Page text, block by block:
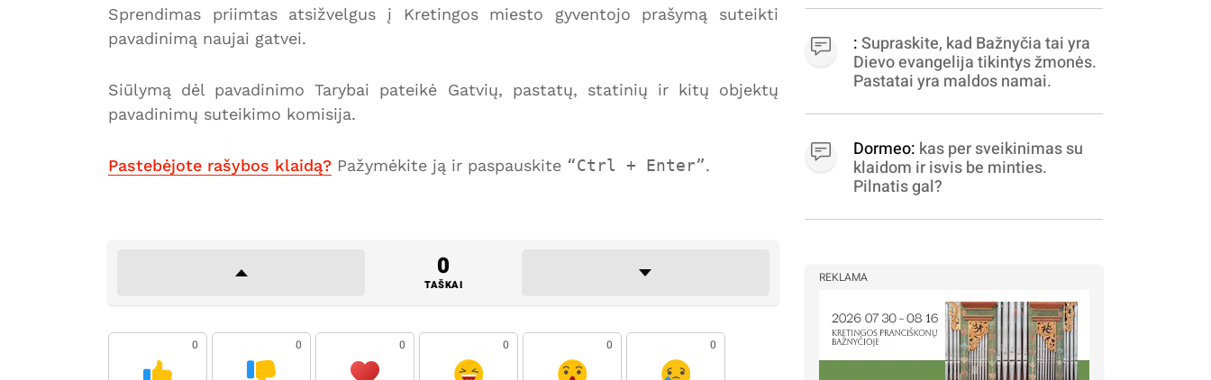
Sprendimas priimtas atsižvelgus į Kretingos miesto gyventojo prašymą suteikti
pavadinimą naujai gatvei.
Siūlymą dėl pavadinimo Tarybai pateikė Gatvių, pastatų, statinių ir kitų objektų
pavadinimų suteikimo komisija.
Pastebėjote rašybos klaidą? Pažymėkite ją ir paspauskite Ctrl + Enter .
0
TAŠKAI
0 0 0 0 0 0
apibrėžiamos.. nežinau,
bereikalingas oro virpinimas,
ieškokit kur milijonus vagia
dujininkai, elektros aferistai,
stadionų statytojai Vilnuje
:Supraskite, kad Bažnyčia tai yra
Dievo evangelija tikintys žmonės.
Pastatai yra maldos namai.
Dormeo: kas per sveikinimas su
klaidom ir isvis be minties.
Pilnatis gal?
REKLAMA